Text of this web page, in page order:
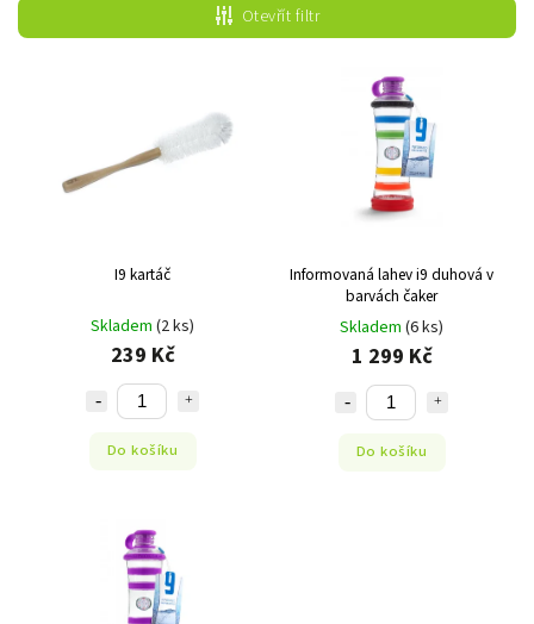
Nejlevnější
Otevřít filtr
I9 kartáč
Skladem (2 ks)
239 Kč
Do košíku
Informovaná lahev i9 duhová v
barvách čaker
Skladem (6 ks)
1 299 Kč
Do košíku